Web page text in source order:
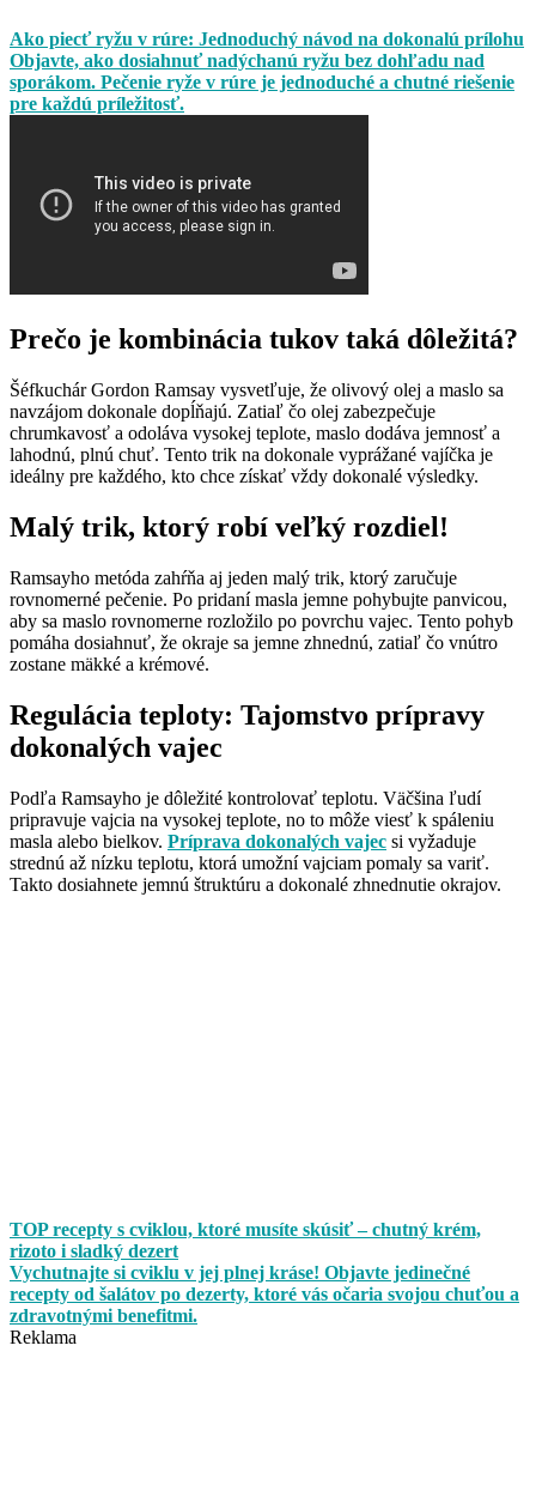
Ako piecť ryžu v rúre: Jednoduchý návod na dokonalú prílohu
Objavte, ako dosiahnuť nadýchanú ryžu bez dohľadu nad
sporákom. Pečenie ryže v rúre je jednoduché a chutné riešenie
pre každú príležitosť.
Prečo je kombinácia tukov taká dôležitá?
Šéfkuchár Gordon Ramsay vysvetľuje, že olivový olej a maslo sa
navzájom dokonale dopĺňajú. Zatiaľ čo olej zabezpečuje
chrumkavosť a odoláva vysokej teplote, maslo dodáva jemnosť a
lahodnú, plnú chuť. Tento trik na dokonale vyprážané vajíčka je
ideálny pre každého, kto chce získať vždy dokonalé výsledky.
Malý trik, ktorý robí veľký rozdiel!
Ramsayho metóda zahŕňa aj jeden malý trik, ktorý zaručuje
rovnomerné pečenie. Po pridaní masla jemne pohybujte panvicou,
aby sa maslo rovnomerne rozložilo po povrchu vajec. Tento pohyb
pomáha dosiahnuť, že okraje sa jemne zhnednú, zatiaľ čo vnútro
zostane mäkké a krémové.
Regulácia teploty: Tajomstvo prípravy
dokonalých vajec
Podľa Ramsayho je dôležité kontrolovať teplotu. Väčšina ľudí
pripravuje vajcia na vysokej teplote, no to môže viesť k spáleniu
masla alebo bielkov. Príprava dokonalých vajec si vyžaduje
strednú až nízku teplotu, ktorá umožní vajciam pomaly sa variť.
Takto dosiahnete jemnú štruktúru a dokonalé zhnednutie okrajov.
TOP recepty s cviklou, ktoré musíte skúsiť – chutný krém,
rizoto i sladký dezert
Vychutnajte si cviklu v jej plnej kráse! Objavte jedinečné
recepty od šalátov po dezerty, ktoré vás očaria svojou chuťou a
zdravotnými benefitmi.
Reklama